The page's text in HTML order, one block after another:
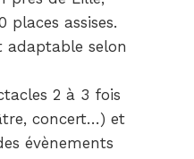
places assises.
adaptable selon
2 à 3 fois
concert…) et
évènements